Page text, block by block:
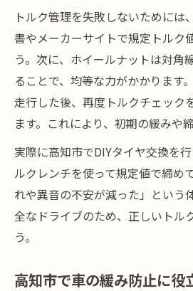
トルク管理を失敗しないためには
書やメーカーサイトで規定トルク
う。次に、ホイールナットは対角
ることで、均等な力がかかります
走行した後、再度トルクチェック
ます。これにより、初期の緩みや
実際に高知市でDIYタイヤ交換を
ルクレンチを使って規定値で締め
れや異音の不安が減った」という
全なドライブのため、正しいトル
う。
高知市で車の緩み防止に役